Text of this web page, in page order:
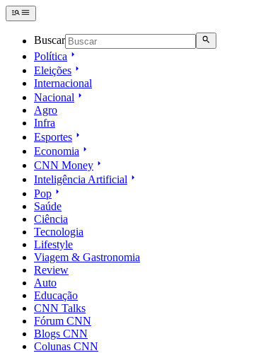
Buscar
Política
Eleições
Internacional
Nacional
Agro
Infra
Esportes
Economia
CNN Money
Inteligência Artificial
Pop
Saúde
Ciência
Tecnologia
Lifestyle
Viagem & Gastronomia
Review
Auto
Educação
CNN Talks
Fórum CNN
Blogs CNN
Colunas CNN